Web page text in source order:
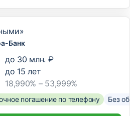
Банк
до 30 млн. ₽
до 15 лет
18,990% – 53,999%
погашение по телефону Без